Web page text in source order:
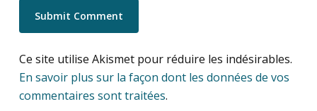
Ce site utilise Akismet pour réduire les indésirables.
En savoir plus sur la façon dont les données de vos
commentaires sont traitées.